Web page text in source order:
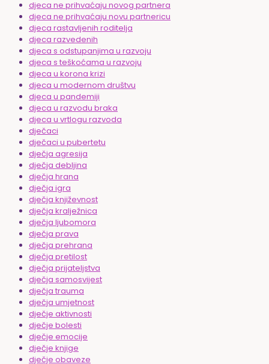
djeca ne prihvaćaju novog partnera
djeca ne prihvaćaju novu partnericu
djeca rastavljenih roditelja
djeca razvedenih
djeca s odstupanjima u razvoju
djeca s teškoćama u razvoju
djeca u korona krizi
djeca u modernom društvu
djeca u pandemiji
djeca u razvodu braka
djeca u vrtlogu razvoda
dječaci
dječaci u pubertetu
dječja agresija
dječja debljina
dječja hrana
dječja igra
dječja književnost
dječja kralježnica
dječja ljubomora
dječja prava
dječja prehrana
dječja pretilost
dječja prijateljstva
dječja samosvijest
dječja trauma
dječja umjetnost
dječje aktivnosti
dječje bolesti
dječje emocije
dječje knjige
dječje obaveze